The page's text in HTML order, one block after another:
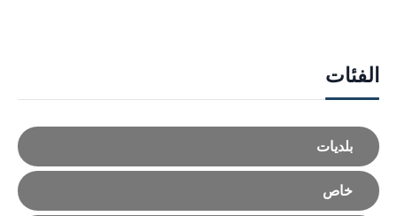
الفئات
بلديات
خاص